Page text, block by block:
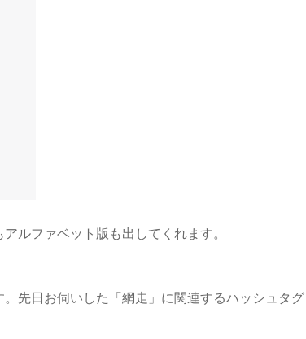
ルファベット版も出してくれます。
先日お伺いした「網走」に関連するハッシュタグ